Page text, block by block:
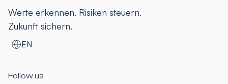
Werte erkennen. Risiken steuern.
Zukunft sichern.
EN
Follow us